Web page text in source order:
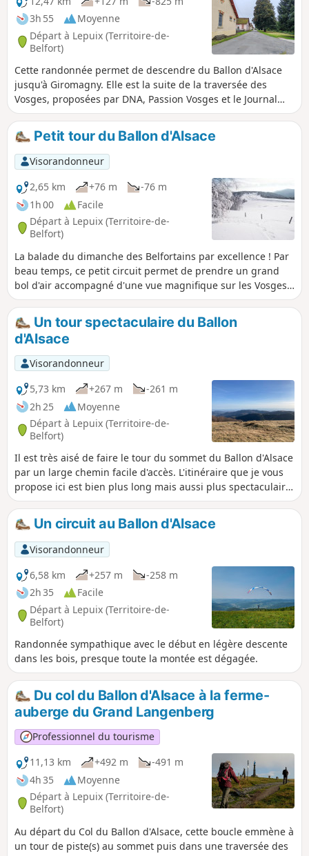
3h 55
Moyenne
Départ à Lepuix (Territoire-de-
Belfort)
Cette randonnée permet de descendre du Ballon d'Alsace
jusqu'à Giromagny. Elle est la suite de la traversée des
Vosges, proposées par DNA, Passion Vosges et le Journal
d'Alsace (voir infos pratiques). Les premiers kilomètres se
font sur les crêtes, avec des vues sur la Forêt Noire, la vallée
du Rhin et même jusqu'aux Alpes. Durant cette même
partie, il est possible de croiser plusieurs stations de ski
comme celles de la Chaumière et de la Gentiane. Une
ferme-auberge, au Wissgrut, offre le repas à midi. Plus loin,
un abri, au Col du Chantoiseau, permet de pique-niquer
librement. Ensuite, la descente se poursuit, parfois plus
fortement que d'autres. L'arrivée à Giromagny se fait avec
des vues qui portent sur la ville de Belfort.
Petit tour du Ballon d'Alsace
Visorandonneur
2,65 km
+76 m
-76 m
1h 00
Facile
Départ à Lepuix (Territoire-de-
Belfort)
La balade du dimanche des Belfortains par excellence ! Par
beau temps, ce petit circuit permet de prendre un grand
bol d'air accompagné d'une vue magnifique sur les Vosges,
le Jura et les Alpes (on peut même voir le Mont Blanc par
temps très clair !).
Un tour spectaculaire du Ballon
d'Alsace
Visorandonneur
5,73 km
+267 m
-261 m
2h 25
Moyenne
Départ à Lepuix (Territoire-de-
Belfort)
Il est très aisé de faire le tour du sommet du Ballon d'Alsace
par un large chemin facile d'accès. L'itinéraire que je vous
propose ici est bien plus long mais aussi plus spectaculaire.
C'est une vraie petite randonnée parfois un peu alpine, par
des sentiers pittoresques, peu connus et peu fréquentés.
Elle est plus exigeante que ce dont on a l'habitude dans les
Vosges et est réservée aux bons marcheurs expérimentés et
bien équipés. Comme pour toute randonnée, ne la
commencez pas en fin de journée, la durée peut fortement
varier selon votre forme et votre expérience et elle est
dangereuse de nuit. Attention, au printemps il peut y avoir
encore de la neige (voire beaucoup de neige). Ajout
modérateur au 26/08/2021 : Certains randonneurs ont jugé
cette randonnée assez difficile sur certaines portions. Voir
les avis en bas de cette fiche
Un circuit au Ballon d'Alsace
Visorandonneur
6,58 km
+257 m
-258 m
2h 35
Facile
Départ à Lepuix (Territoire-de-
Belfort)
Randonnée sympathique avec le début en légère descente
dans les bois, presque toute la montée est dégagée.
Du col du Ballon d'Alsace à la ferme-
auberge du Grand Langenberg
Professionnel du tourisme
11,13 km
+492 m
-491 m
4h 35
Moyenne
Départ à Lepuix (Territoire-de-
Belfort)
Au départ du Col du Ballon d'Alsace, cette boucle emmène à
un tour de piste(s) au sommet puis dans une traversée des